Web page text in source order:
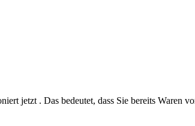
jetzt . Das bedeutet, dass Sie bereits Waren